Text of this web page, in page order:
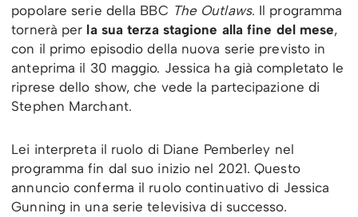
popolare serie della BBC The Outlaws. Il programma
tornerà per la sua terza stagione alla fine del mese,
con il primo episodio della nuova serie previsto in
anteprima il 30 maggio. Jessica ha già completato le
riprese dello show, che vede la partecipazione di
Stephen Marchant.
Lei interpreta il ruolo di Diane Pemberley nel
programma fin dal suo inizio nel 2021. Questo
annuncio conferma il ruolo continuativo di Jessica
Gunning in una serie televisiva di successo.